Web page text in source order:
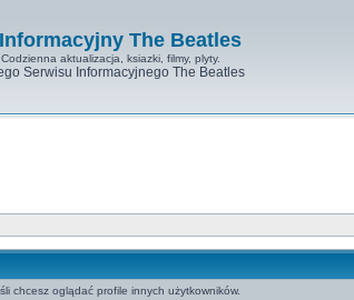
The Beatles
aktualizacja, ksiazki, filmy, plyty.
Serwisu Informacyjnego The Beatles
chcesz oglądać profile innych użytkowników.